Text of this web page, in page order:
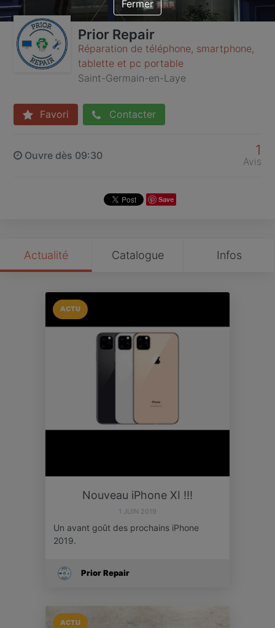
Prior Repair
Réparation de téléphone, smartphone,
tablette et pc portable
Saint-Germain-en-Laye
Favori Contacter
Ouvre dès 09:30 1
Avis
Save
Actualité Catalogue Infos
ACTU
Nouveau iPhone XI !!!
1 JUIN 2019
Un avant goût des prochains iPhone
2019.
Prior Repair
ACTU
Fermer